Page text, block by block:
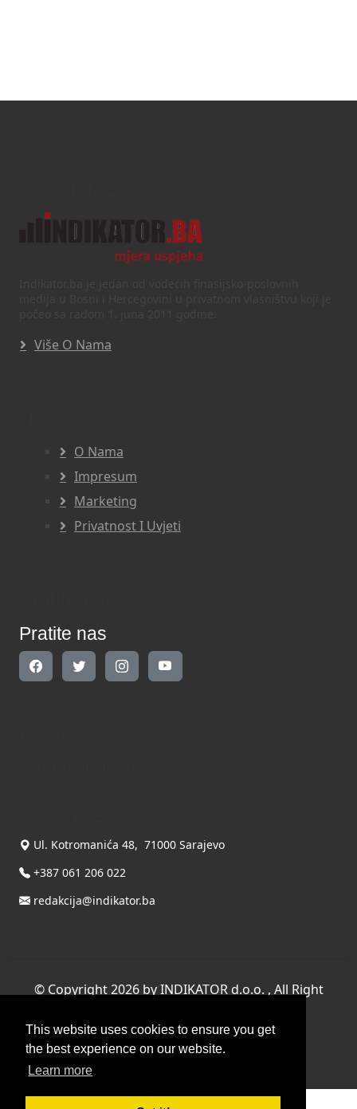
This website uses cookies to ensure you get
the best experience on our website.
Learn more
Više O Nama
O Nama
Impresum
Marketing
Privatnost I Uvjeti
Pratite nas
Ul. Kotromanića 48, 71000 Sarajevo
+387 061 206 022
redakcija@indikator.ba
© Copyright 2026 by INDIKATOR d.o.o. , All Right
Terms Of Use
Privacy Statement
Powered by THYME SYSTEMS doo